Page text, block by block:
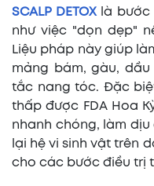
SCALP DETOXlà bước
như việc "dọn dẹp"
Liệu pháp này giúp
mảng bám, gàu,
tắc nang tóc. Đặc
thấp được FDA Hoa
nhanh chóng, làm
lại hệ vi sinh vật trên
cho các bước điều trị